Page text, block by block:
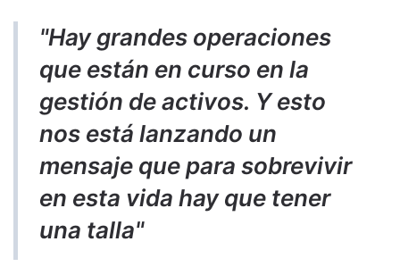
"Hay grandes operaciones
que están en curso en la
gestión de activos. Y esto
nos está lanzando un
mensaje que para sobrevivir
en esta vida hay que tener
una talla"